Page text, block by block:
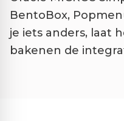
BentoBox,
je iets anders, laat
bakenen de